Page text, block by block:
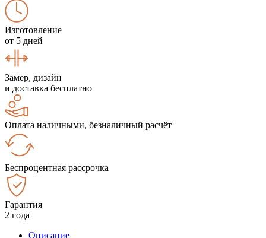
Изготовление
от 5 дней
Замер, дизайн
и доставка бесплатно
Оплата наличными, безналичный расчёт
Беспроцентная рассрочка
Гарантия
2 года
Описание